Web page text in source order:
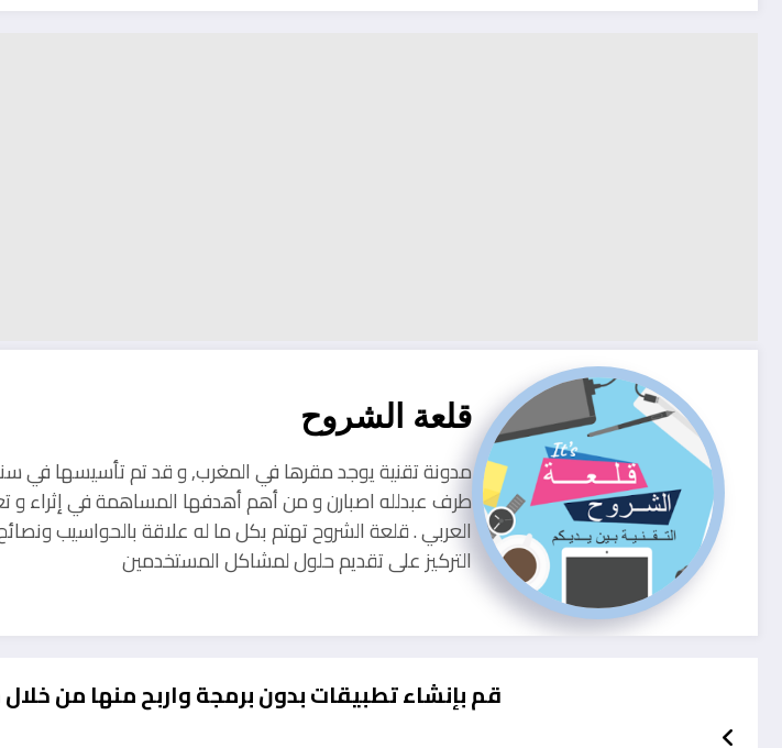
قلعة الشروح
طرف عبدلله اصبارن و من أهم أهدفها المساهمة في إثراء و
العربي . قلعة الشروح تهتم بكل ما له علاقة بالحواسيب
التركيز على تقديم حلول لمشاكل المستخدمين
قم بإنشاء تطبيقات بدون برمجة واربح منها من